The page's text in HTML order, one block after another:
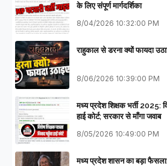
के लिए संपूर्ण मार्गदर्शिका
8/04/2026 10:32:00 PM
राहुकाल से डरना क्यों फायदा
8/06/2026 10:39:00 PM
मध्य प्रदेश शिक्षक भर्ती 2025:
हाई कोर्ट; सरकार से माँगा जवाब
8/05/2026 10:49:00 PM
मध्य प्रदेश शासन का बड़ा फैसला: